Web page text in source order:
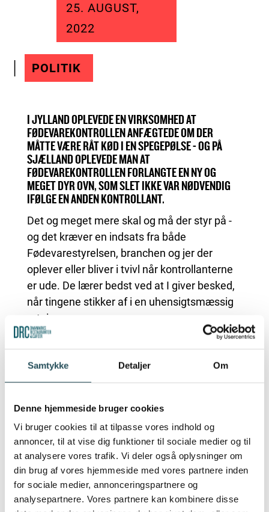
Samtykke Detaljer Om
Denne hjemmeside bruger cookies
Vi bruger cookies til at tilpasse vores indhold og
annoncer, til at vise dig funktioner til sociale medier og til
at analysere vores trafik. Vi deler også oplysninger om
din brug af vores hjemmeside med vores partnere inden
for sociale medier, annonceringspartnere og
analysepartnere. Vores partnere kan kombinere disse
25. AUGUST,
2022
POLITIK
I JYLLAND OPLEVEDE EN VIRKSOMHED AT
FØDEVAREKONTROLLEN ANFÆGTEDE OM DER
MÅTTE VÆRE RÅT KØD I EN SPEGEPØLSE - OG PÅ
SJÆLLAND OPLEVEDE MAN AT
FØDEVAREKONTROLLEN FORLANGTE EN NY OG
MEGET DYR OVN, SOM SLET IKKE VAR NØDVENDIG
IFØLGE EN ANDEN KONTROLLANT.
Det og meget mere skal og må der styr på -
og det kræver en indsats fra både
Fødevarestyrelsen, branchen og jer der
oplever eller bliver i tvivl når kontrollanterne
er ude. De lærer bedst ved at I giver besked,
når tingene stikker af i en uhensigtsmæssig
retning.
fødevarestyrelsen til kundedag, hvor
repræsentanter i et dialogforum for kontrol
og fødevarevirksomhederne.
Målet var, gennem dialog om en række
konkrete problemstillinger at opsamle viden
fra deltagerne på dagen om oplevelsen af
ensartetheden i kontrollen, at komme